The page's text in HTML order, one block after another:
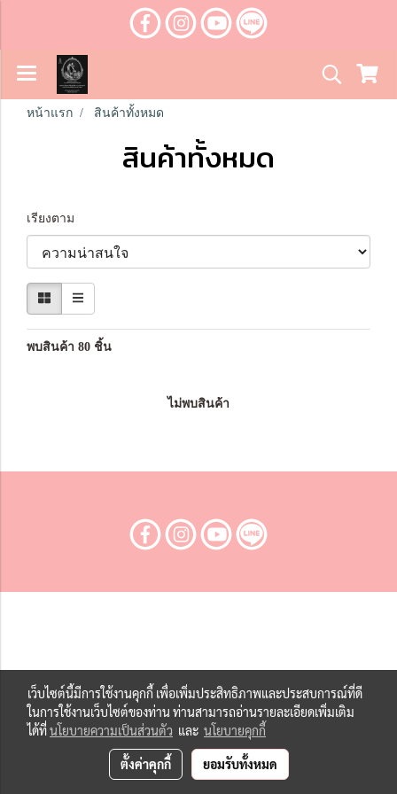
หน้าแรก สินค้าทั้งหมด
สินค้าทั้งหมด
เรียงตาม
พบสินค้า 80 ชิ้น
ไม่พบสินค้า
เว็บไซต์นี้มีการใช้งานคุกกี้ เพื่อเพิ่มประสิทธิภาพและประสบการณ์ที่ดี
ในการใช้งานเว็บไซต์ของท่าน ท่านสามารถอ่านรายละเอียดเพิ่มเติม
ได้ที่นโยบายความเป็นส่วนตัว และ นโยบายคุกกี้
ตั้งค่าคุกกี้ ยอมรับทั้งหมด